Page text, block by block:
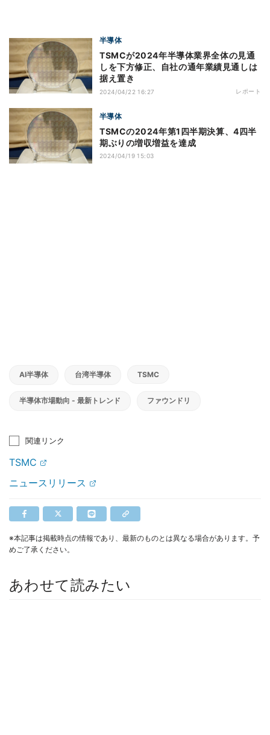
半導体
TSMCが2024年半導体業界全体の見通
しを下方修正、自社の通年業績見通しは
据え置き
2024/04/22 16:27 レポート
半導体
TSMCの2024年第1四半期決算、4四半
期ぶりの増収増益を達成
2024/04/19 15:03
AI半導体 台湾半導体 TSMC
半導体市場動向 - 最新トレンド ファウンドリ
関連リンク
TSMC
ニュースリリース
※本記事は掲載時点の情報であり、最新のものとは異なる場合があります。予
めご了承ください。
あわせて読みたい